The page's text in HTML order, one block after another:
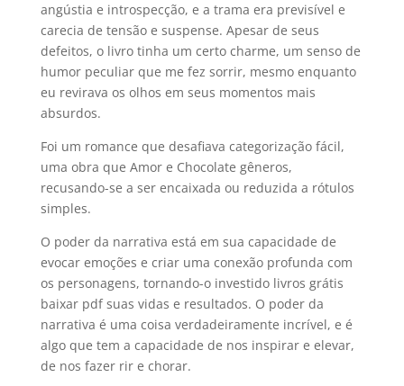
angústia e introspecção, e a trama era previsível e
carecia de tensão e suspense. Apesar de seus
defeitos, o livro tinha um certo charme, um senso de
humor peculiar que me fez sorrir, mesmo enquanto
eu revirava os olhos em seus momentos mais
absurdos.
Foi um romance que desafiava categorização fácil,
uma obra que Amor e Chocolate gêneros,
recusando-se a ser encaixada ou reduzida a rótulos
simples.
O poder da narrativa está em sua capacidade de
evocar emoções e criar uma conexão profunda com
os personagens, tornando-o investido livros grátis
baixar pdf suas vidas e resultados. O poder da
narrativa é uma coisa verdadeiramente incrível, e é
algo que tem a capacidade de nos inspirar e elevar,
de nos fazer rir e chorar.